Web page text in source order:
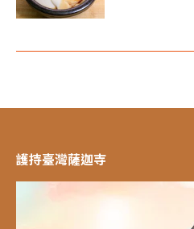
護持臺灣薩迦寺